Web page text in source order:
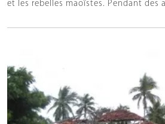
et les rebelles maoïstes. Pendant des